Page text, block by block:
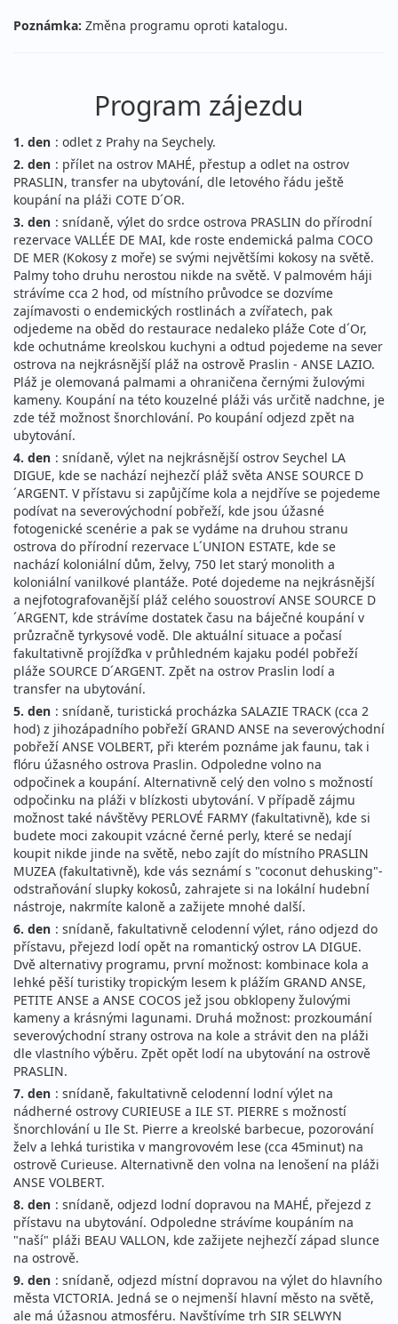
Poznámka: Změna programu oproti katalogu.
Program zájezdu
1. den : odlet z Prahy na Seychely.
2. den : přílet na ostrov MAHÉ, přestup a odlet na ostrov
PRASLIN, transfer na ubytování, dle letového řádu ještě
koupání na pláži COTE D´OR.
3. den : snídaně, výlet do srdce ostrova PRASLIN do přírodní
rezervace VALLÉE DE MAI, kde roste endemická palma COCO
DE MER (Kokosy z moře) se svými největšími kokosy na světě.
Palmy toho druhu nerostou nikde na světě. V palmovém háji
strávíme cca 2 hod, od místního průvodce se dozvíme
zajímavosti o endemických rostlinách a zvířatech, pak
odjedeme na oběd do restaurace nedaleko pláže Cote d´Or,
kde ochutnáme kreolskou kuchyni a odtud pojedeme na sever
ostrova na nejkrásnější pláž na ostrově Praslin - ANSE LAZIO.
Pláž je olemovaná palmami a ohraničena černými žulovými
kameny. Koupání na této kouzelné pláži vás určitě nadchne, je
zde též možnost šnorchlování. Po koupání odjezd zpět na
ubytování.
4. den : snídaně, výlet na nejkrásnější ostrov Seychel LA
DIGUE, kde se nachází nejhezčí pláž světa ANSE SOURCE D
´ARGENT. V přístavu si zapůjčíme kola a nejdříve se pojedeme
podívat na severovýchodní pobřeží, kde jsou úžasné
fotogenické scenérie a pak se vydáme na druhou stranu
ostrova do přírodní rezervace L´UNION ESTATE, kde se
nachází koloniální dům, želvy, 750 let starý monolith a
koloniální vanilkové plantáže. Poté dojedeme na nejkrásnější
a nejfotografovanější pláž celého souostroví ANSE SOURCE D
´ARGENT, kde strávíme dostatek času na báječné koupání v
průzračně tyrkysové vodě. Dle aktuální situace a počasí
fakultativně projížďka v průhledném kajaku podél pobřeží
pláže SOURCE D´ARGENT. Zpět na ostrov Praslin lodí a
transfer na ubytování.
5. den : snídaně, turistická procházka SALAZIE TRACK (cca 2
hod) z jihozápadního pobřeží GRAND ANSE na severovýchodní
pobřeží ANSE VOLBERT, při kterém poznáme jak faunu, tak i
flóru úžasného ostrova Praslin. Odpoledne volno na
odpočinek a koupání. Alternativně celý den volno s možností
odpočinku na pláži v blízkosti ubytování. V případě zájmu
možnost také návštěvy PERLOVÉ FARMY (fakultativně), kde si
budete moci zakoupit vzácné černé perly, které se nedají
koupit nikde jinde na světě, nebo zajít do místního PRASLIN
MUZEA (fakultativně), kde vás seznámí s "coconut dehusking"-
odstraňování slupky kokosů, zahrajete si na lokální hudební
nástroje, nakrmíte kaloně a zažijete mnohé další.
6. den : snídaně, fakultativně celodenní výlet, ráno odjezd do
přístavu, přejezd lodí opět na romantický ostrov LA DIGUE.
Dvě alternativy programu, první možnost: kombinace kola a
lehké pěší turistiky tropickým lesem k plážím GRAND ANSE,
PETITE ANSE a ANSE COCOS jež jsou obklopeny žulovými
kameny a krásnými lagunami. Druhá možnost: prozkoumání
severovýchodní strany ostrova na kole a strávit den na pláži
dle vlastního výběru. Zpět opět lodí na ubytování na ostrově
PRASLIN.
7. den : snídaně, fakultativně celodenní lodní výlet na
nádherné ostrovy CURIEUSE a ILE ST. PIERRE s možností
šnorchlování u Ile St. Pierre a kreolské barbecue, pozorování
želv a lehká turistika v mangrovovém lese (cca 45minut) na
ostrově Curieuse. Alternativně den volna na lenošení na pláži
ANSE VOLBERT.
8. den : snídaně, odjezd lodní dopravou na MAHÉ, přejezd z
přístavu na ubytování. Odpoledne strávíme koupáním na
"naší" pláži BEAU VALLON, kde zažijete nejhezčí západ slunce
na ostrově.
9. den : snídaně, odjezd místní dopravou na výlet do hlavního
města VICTORIA. Jedná se o nejmenší hlavní město na světě,
ale má úžasnou atmosféru. Navštívíme trh SIR SELWYN